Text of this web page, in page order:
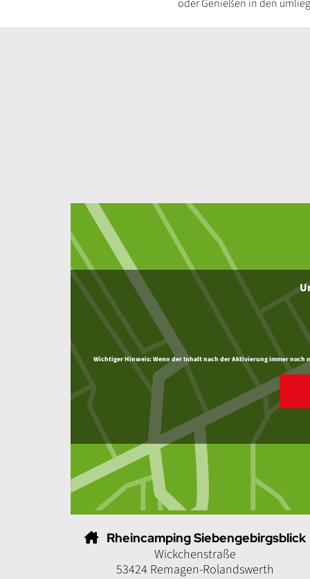
oder Genießen in den
Wichtiger Hinweis:Wenn der Inhalt nach der Aktivierung immer
Rheincamping Siebengebirgsblick
Wickchenstraße
53424 Remagen-Rolandswerth